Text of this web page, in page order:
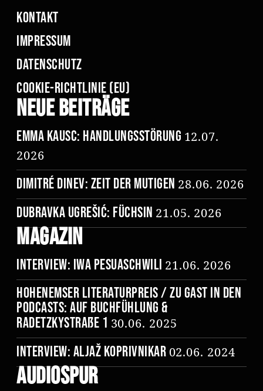
Kontakt
Impressum
Datenschutz
Cookie-Richtlinie (EU)
Neue Beiträge
Emma Kausc: Handlungsstörung 12.07.
2026
Dimitré Dinev: Zeit der Mutigen 28.06. 2026
Dubravka Ugrešić: Füchsin 21.05. 2026
Magazin
Interview: Iwa Pesuaschwili 21.06. 2026
Hohenemser Literaturpreis / Zu Gast in den
Podcasts: Auf Buchfühlung &
Radetzkystraße 1 30.06. 2025
Interview: Aljaž Koprivnikar 02.06. 2024
Audiospur